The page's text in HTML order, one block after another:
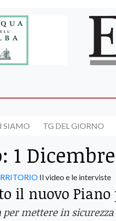
SIAMO TG DEL GIORNO
1
Il video e le interviste
il nuovo
per mettere in